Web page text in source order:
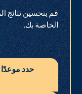
قم بتحسين نتائج
الخاصة بك.